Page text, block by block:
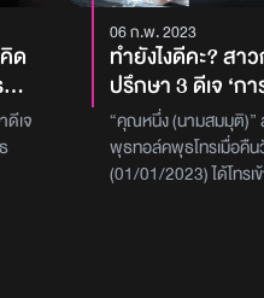
ด
ดีเจ
06 ก.พ. 2023
ทำยังไงดีคะ? สา
ปรึกษา 3 ดีเจ ‘กา
มีผลต่อความสัม
ผู้ชายผ่านแอปหา
บรรยากาศพาไป
“คุณหนึ่ง (นามสมมุติ)”
พุธทอล์คพุธโทรเมื่อคื
(01/01/2023) ได้โทรเ
เรื่อง SEX มีผลต่อค
(นามสมมุติ)” ได้เล่าว่
มาค่อนข้างนานมากๆ แ